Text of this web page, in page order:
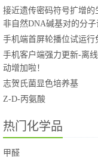
接近遗传密码符号扩增的
非自然DNA碱基对的分子
手机端首屏轮播位试运行
手机客户端强力更新-离
动增加啦！
志贺氏菌显色培养基
Z-D-丙氨酸
热门化学品
甲醛